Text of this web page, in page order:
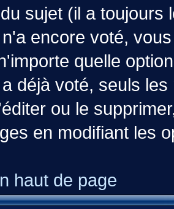
sujet (il a toujours
encore voté,
quelle
déjà voté, seuls
ou le
en modifiant les
haut de page